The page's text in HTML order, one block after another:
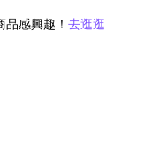
感興趣！ 去逛逛